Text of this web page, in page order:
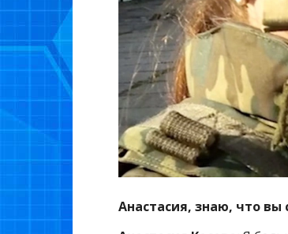
Анастасия, знаю, что вы